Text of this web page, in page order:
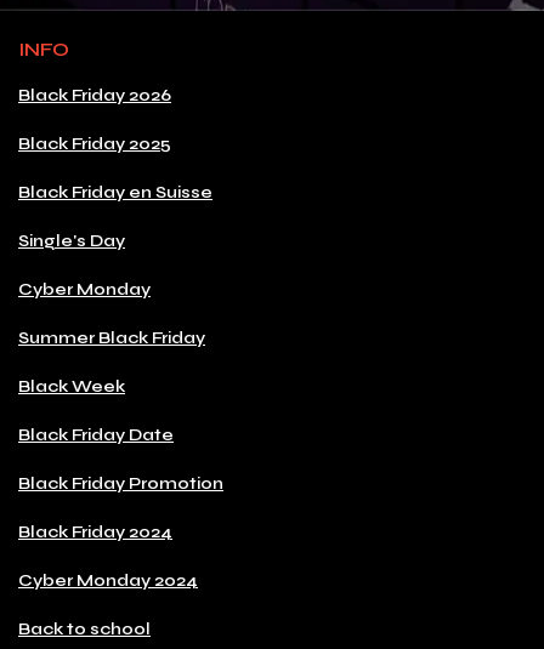
INFO
Black Friday 2026
Black Friday 2025
Black Friday en Suisse
Single's Day
Cyber Monday
Summer Black Friday
Black Week
Black Friday Date
Black Friday Promotion
Black Friday 2024
Cyber Monday 2024
Back to school